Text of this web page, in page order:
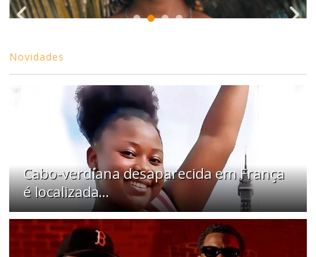
Novidades
Cabo-verdiana desaparecida em França
é localizada...